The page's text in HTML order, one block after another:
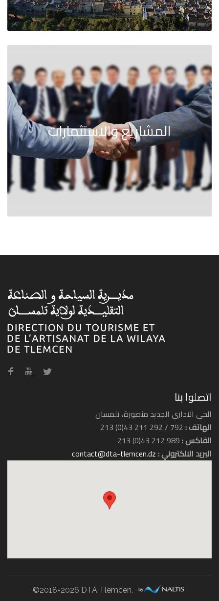
المشاريع والاستثمارات
اتصلوا بنا
الحي الاداري الجديد منصورة، تلمسان
الهاتف :792 / 292 211 43(0) 213
الفاكس :989 212 43(0) 213
البريد الالكتروني :contact@dta-tlemcen.dz
©2018-2026 DTA Tlemcen.